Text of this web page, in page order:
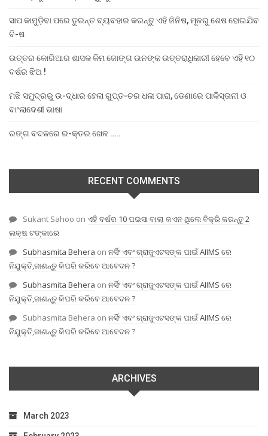
ସାପ କାମୁଡ଼ିବା ପରେ ତୁରନ୍ତ ବ୍ୟବହାର କରନ୍ତୁ ଏହି ଜିନିଷ, ମୂଳରୁ ଶେଷ ହୋଇଯିବ
ବି-ଷ
ଉତ୍ତର କୋରିଆର ଶାସକ କିମ ଜୋଙ୍ଗ ଉନଙ୍କ ଉତ୍ତରାଧିକାରୀ ହେବେ ଏହି ୧୦
ବର୍ଷର ଝିଅ !
ମଝି ସମୁଦ୍ରରୁ ଉ-ଦ୍ଧାର ହେଲା ଗୁପ୍ତ-ଚର ଧଳା ପାରା, ଡେଣାରେ ପାକିସ୍ତାନୀ ଓ
ବାଂଲାଦେଶୀ ଭାଷା
ରଙ୍ଗ ବଦଳରେ ର-କ୍ତର ଖେଳ …..
RECENT COMMENTS
Sukant Sahoo on ଏହି ବର୍ଷର 10 ପଇସା ବାଲା କଏନ ଥିଲେ ବିକ୍ରି କରନ୍ତୁ 2
ଲକ୍ଷ ଟଙ୍କାରେ
Subhasmita Behera on ନର୍ସିଂ ଏବଂ ଗ୍ରାଜୁଏଟସଙ୍କ ପାଇଁ AIIMS ରେ
ନିଯୁକ୍ତି,ଜାଣନ୍ତୁ କିପରି କରିବେ ଆବେଦନ ?
Subhasmita Behera on ନର୍ସିଂ ଏବଂ ଗ୍ରାଜୁଏଟସଙ୍କ ପାଇଁ AIIMS ରେ
ନିଯୁକ୍ତି,ଜାଣନ୍ତୁ କିପରି କରିବେ ଆବେଦନ ?
Subhasmita Behera on ନର୍ସିଂ ଏବଂ ଗ୍ରାଜୁଏଟସଙ୍କ ପାଇଁ AIIMS ରେ
ନିଯୁକ୍ତି,ଜାଣନ୍ତୁ କିପରି କରିବେ ଆବେଦନ ?
ARCHIVES
March 2023